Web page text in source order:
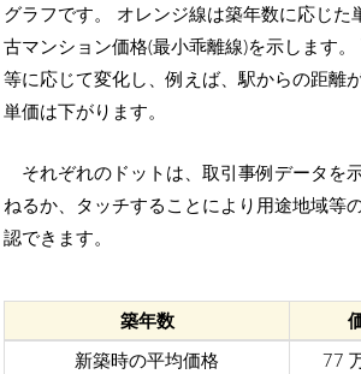
グラフです。 オレンジ線は築年数に応じた
古マンション価格(最小乖離線)を示します
等に応じて変化し、例えば、駅からの距離
単価は下がります。
それぞれのドットは、取引事例データを
ねるか、タッチすることにより用途地域等
認できます。
築年数
新築時の平均価格
77